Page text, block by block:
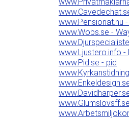
www.Pensionat.nu
www.Wobs.se -
www.Ljustero.info -
www.Pid.se - pid